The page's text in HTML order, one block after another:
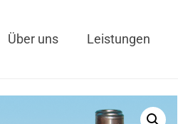
Über uns Leistungen